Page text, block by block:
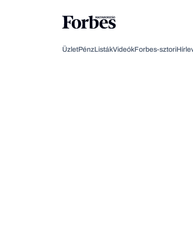
ÜzletPénzListákVideókForbes-sztori